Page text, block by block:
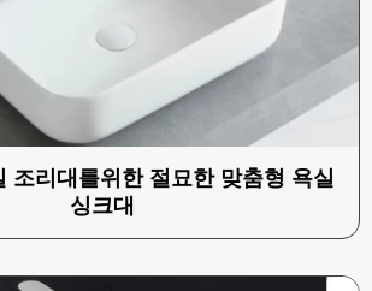
조리대를위한 절묘한 맞춤형 욕실
싱크대